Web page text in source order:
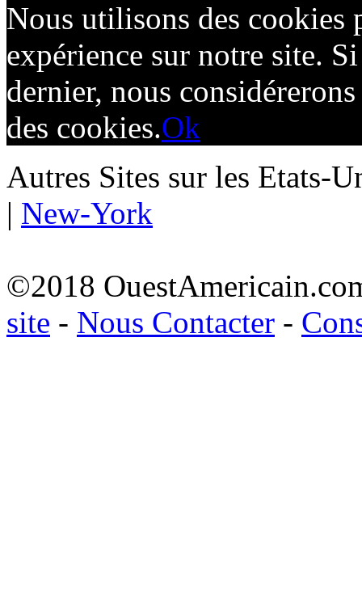
Nous utilisons des
expérience sur notre site.
dernier, nous
des cookies.Ok
Autres Sites sur les Etats-
| New-York
©2018
site - Nous Contacter -